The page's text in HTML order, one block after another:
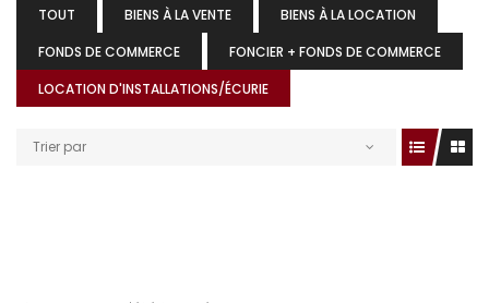
TOUT BIENS À LA VENTE
BIENS À LA LOCATION
FONDS DE COMMERCE
FONCIER + FONDS DE COMMERCE
LOCATION D'INSTALLATIONS/ÉCURIE
Trier par